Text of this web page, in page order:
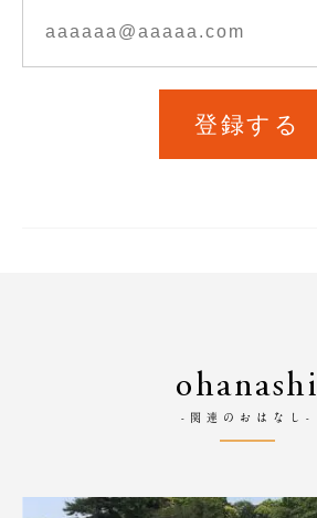
登録する
ohanashi
-関連のおはなし-